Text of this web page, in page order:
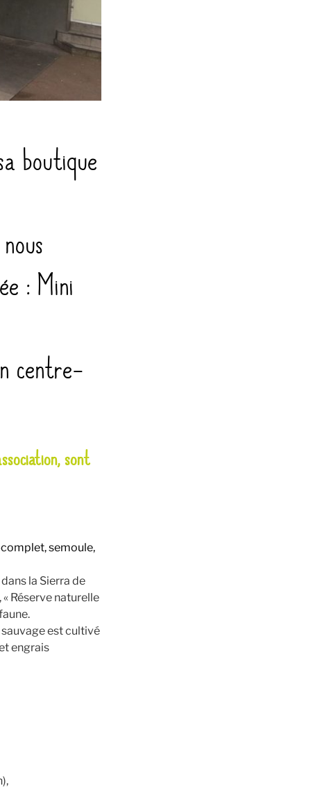
boutique
: Mini
centre-
sont
semoule,
la Sierra de
Réserve naturelle
est cultivé
engrais